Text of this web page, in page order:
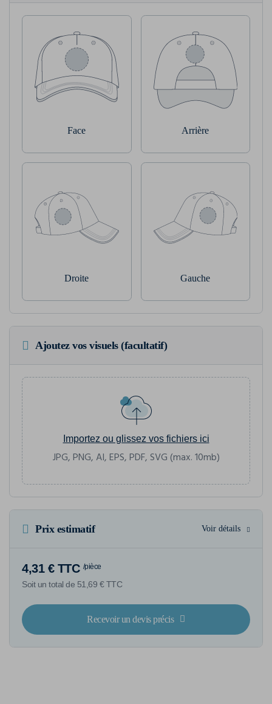
Face Arrière
Droite Gauche
Ajoutez vos visuels (facultatif)
Importez ou glissez vos fichiers ici
JPG, PNG, AI, EPS, PDF, SVG (max. 10mb)
Prix estimatif Voir détails
4,31 € TTC /pièce
Soit un total de 51,69 € TTC
Recevoir un devis précis